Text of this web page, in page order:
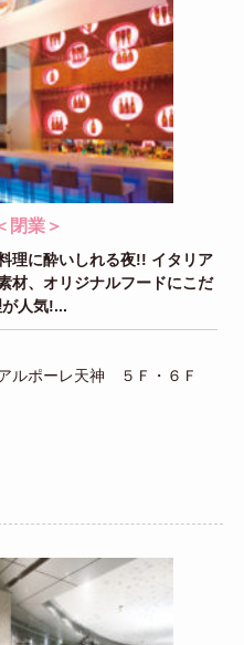
閉業＞
理に酔いしれる夜!! イタリア
材、オリジナルフードにこだ
人気!...
ルポーレ天神 ５Ｆ・６Ｆ